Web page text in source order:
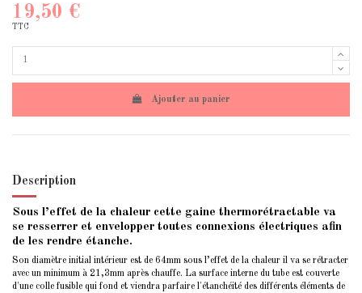
19,50 €
TTC
Ajouter au panier
Description
Sous l’effet de la chaleur cette gaine thermorétractable va
se resserrer et envelopper toutes connexions électriques afin
de les rendre étanche.
Son diamètre initial intérieur est de 64mm sous l’effet de la chaleur il va se rétracter
avec un minimum à 21,3mm après chauffe. La surface interne du tube est couverte
d'une colle fusible qui fond et viendra parfaire l'étanchéité des différents éléments de